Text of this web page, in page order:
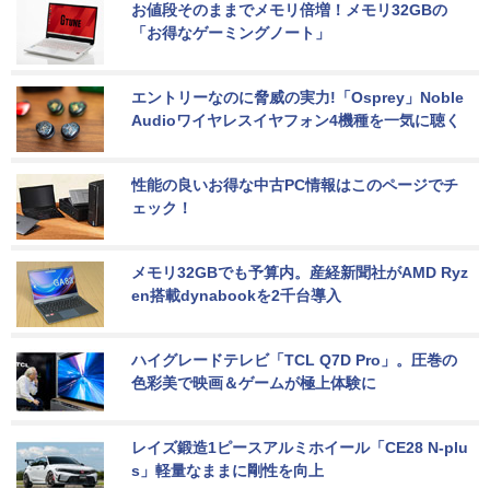
お値段そのままでメモリ倍増！メモリ32GBの
「お得なゲーミングノート」
エントリーなのに脅威の実力!「Osprey」Noble
Audioワイヤレスイヤフォン4機種を一気に聴く
性能の良いお得な中古PC情報はこのページでチ
ェック！
メモリ32GBでも予算内。産経新聞社がAMD Ryz
en搭載dynabookを2千台導入
ハイグレードテレビ「TCL Q7D Pro」。圧巻の
色彩美で映画＆ゲームが極上体験に
レイズ鍛造1ピースアルミホイール「CE28 N-plu
s」軽量なままに剛性を向上